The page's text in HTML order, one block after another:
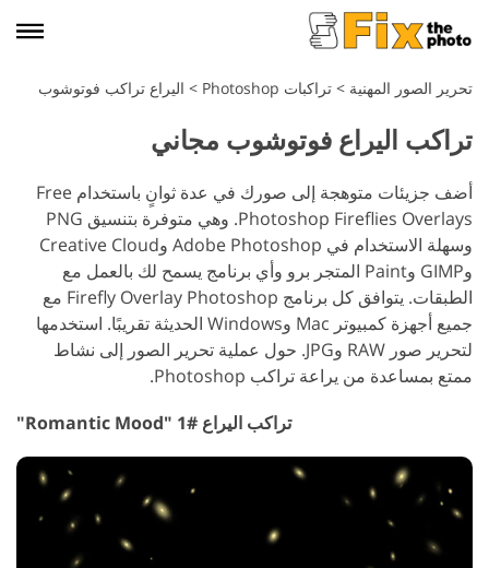
تحرير الصور المهنية > تراكبات Photoshop > اليراع تراكب فوتوشوب
تراكب اليراع فوتوشوب مجاني
أضف جزيئات متوهجة إلى صورك في عدة ثوانٍ باستخدام Free
Photoshop Fireflies Overlays. وهي متوفرة بتنسيق PNG
وسهلة الاستخدام في Adobe Photoshop وCreative Cloud
وGIMP وPaint المتجر برو وأي برنامج يسمح لك بالعمل مع
الطبقات. يتوافق كل برنامج Firefly Overlay Photoshop مع
جميع أجهزة كمبيوتر Mac وWindows الحديثة تقريبًا. استخدمها
لتحرير صور RAW وJPG. حول عملية تحرير الصور إلى نشاط
ممتع بمساعدة من يراعة تراكب Photoshop.
تراكب اليراع #1 "Romantic Mood"